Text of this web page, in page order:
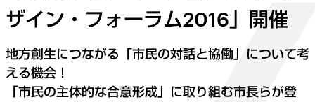
ザイン・フォーラム2016」開催
地方創生につながる「市民の対話と協働」について考
える機会！
「市民の主体的な合意形成」に取り組む市長らが登